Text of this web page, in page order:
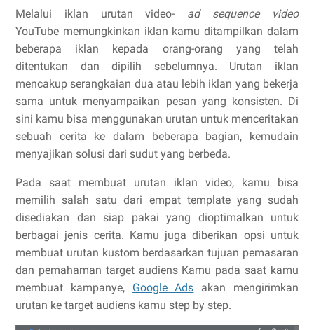
Melalui iklan urutan video- ad sequence video
YouTube memungkinkan iklan kamu ditampilkan dalam
beberapa iklan kepada orang-orang yang telah
ditentukan dan dipilih sebelumnya. Urutan iklan
mencakup serangkaian dua atau lebih iklan yang bekerja
sama untuk menyampaikan pesan yang konsisten. Di
sini kamu bisa menggunakan urutan untuk menceritakan
sebuah cerita ke dalam beberapa bagian, kemudain
menyajikan solusi dari sudut yang berbeda.
Pada saat membuat urutan iklan video, kamu bisa
memilih salah satu dari empat template yang sudah
disediakan dan siap pakai yang dioptimalkan untuk
berbagai jenis cerita. Kamu juga diberikan opsi untuk
membuat urutan kustom berdasarkan tujuan pemasaran
dan pemahaman target audiens Kamu pada saat kamu
membuat kampanye, Google Ads akan mengirimkan
urutan ke target audiens kamu step by step.